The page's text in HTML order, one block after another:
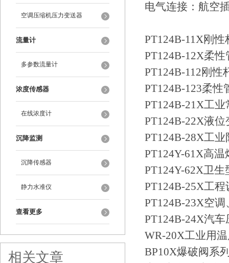
空调压缩机压力变送器
流量计
多参数流量计
浓度传感器
在线浓度计
沉降监测
沉降传感器
静力水准仪
查看更多
相关文章
电气连接：航空
PT124B-11X刚
PT124B-12X柔
PT124B-112刚
PT124B-123柔
PT124B-21X工
PT124B-22X液
PT124B-28X工
PT124Y-61X高
PT124Y-62X卫
PT124B-25X工
PT124B-23X空
PT124B-24X汽
WR-20X工业用
BP10X爆破阀系